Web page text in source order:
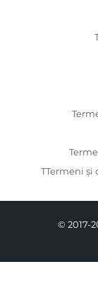
TTermeni și
© 2017-